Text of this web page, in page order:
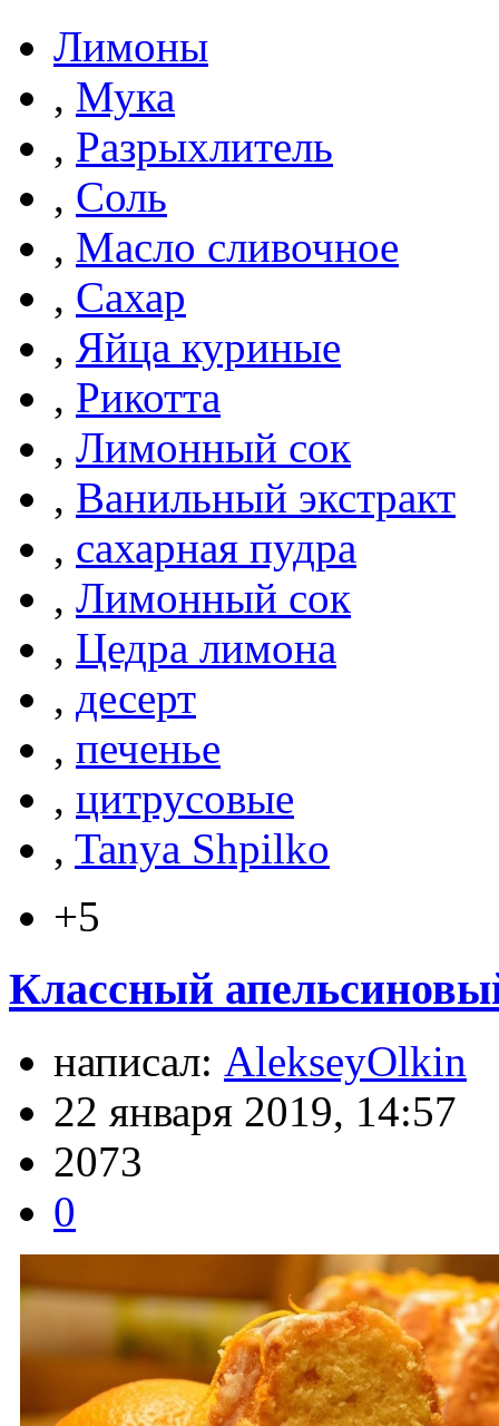
Лимоны
, Мука
, Разрыхлитель
, Соль
, Масло сливочное
, Сахар
, Яйца куриные
, Рикотта
, Лимонный сок
, Ванильный экстракт
, сахарная пудра
, Лимонный сок
, Цедра лимона
, десерт
, печенье
, цитрусовые
, Tanya Shpilko
+5
Классный
написал: AlekseyOlkin
22 января 2019, 14:57
2073
0